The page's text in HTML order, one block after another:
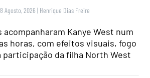
Agosto, 2026 | Henrique Dias Freire
acompanharam Kanye West num
horas, com efeitos visuais, fogo
participação da filha North West